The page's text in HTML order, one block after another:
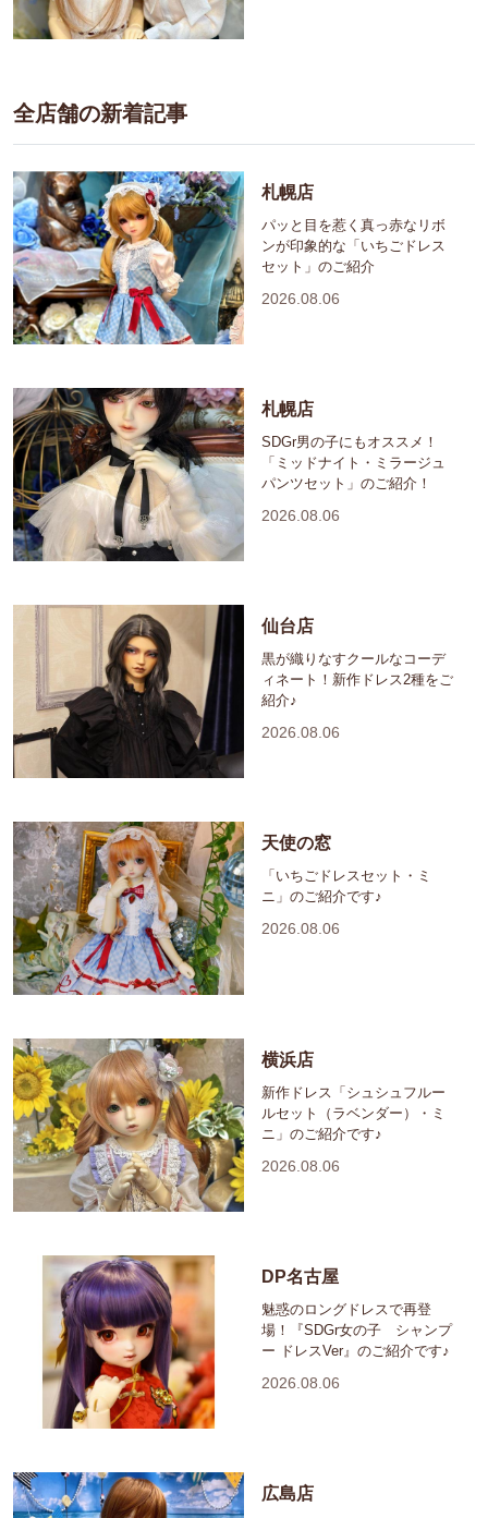
全店舗の新着記事
札幌店
パッと目を惹く真っ赤なリボ
ンが印象的な「いちごドレス
セット」のご紹介
2026.08.06
札幌店
SDGr男の子にもオススメ！
「ミッドナイト・ミラージュ
パンツセット」のご紹介！
2026.08.06
仙台店
黒が織りなすクールなコーデ
ィネート！新作ドレス2種をご
紹介♪
2026.08.06
天使の窓
「いちごドレスセット・ミ
ニ」のご紹介です♪
2026.08.06
横浜店
新作ドレス「シュシュフルー
ルセット（ラベンダー）・ミ
ニ」のご紹介です♪
2026.08.06
DP名古屋
魅惑のロングドレスで再登
場！『SDGr女の子 シャンプ
ー ドレスVer』のご紹介です♪
2026.08.06
広島店